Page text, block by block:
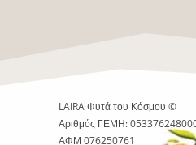
LAIRA Φυτά του Κόσμου ©
Αριθμός ΓΕΜΗ:
ΑΦΜ 076250761